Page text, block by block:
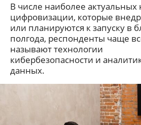
В числе наиболее
цифровизации, которые
или планируются к запуску в
полгода, респонденты чаще
называют технологии
кибербезопасности и
данных.